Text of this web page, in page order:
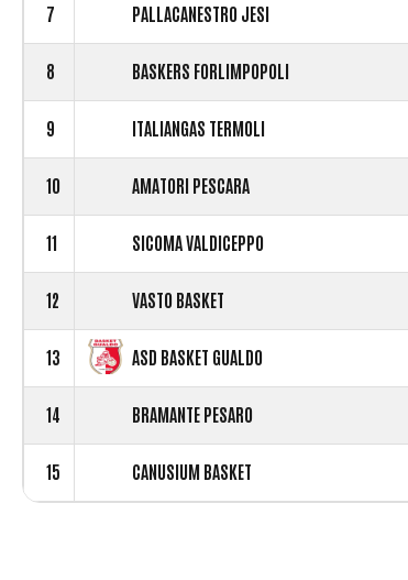
7 PALLACANESTRO JESI
8 BASKERS FORLIMPOPOLI
9 ITALIANGAS TERMOLI
10 AMATORI PESCARA
11 SICOMA VALDICEPPO
12 VASTO BASKET
13 ASD BASKET GUALDO
14 BRAMANTE PESARO
15 CANUSIUM BASKET
1
2
3
4
0
1
2
3
0